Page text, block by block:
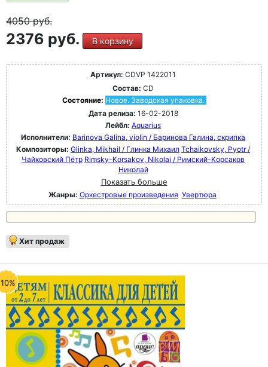
4050руб.
2376 руб. В корзину
Артикул: CDVP 1422011
Состав: CD
Состояние: Новое. Заводская упаковка.
Дата релиза: 16-02-2018
Лейбл: Aquarius
Исполнители: Barinova Galina, violin / Баринова Галина, скрипка
Композиторы: Glinka, Mikhail / Глинка Михаил Tchaikovsky, Pyotr /
Чайковский Пётр Rimsky-Korsakov, Nikolai / Римский-Корсаков
Николай
Показать больше
Жанры: Оркестровые произведения Увертюра
Хит продаж